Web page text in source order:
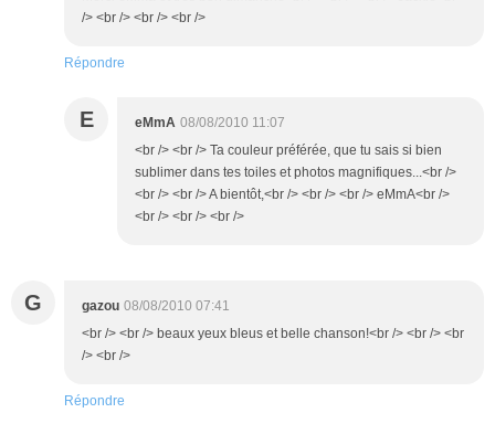
/> <br /> <br /> <br />
Répondre
E eMmA 08/08/2010 11:07
<br /> <br /> Ta couleur préférée, que tu sais si bien
sublimer dans tes toiles et photos magnifiques...<br />
<br /> <br /> A bientôt,<br /> <br /> <br /> eMmA<br />
<br /> <br /> <br />
G gazou 08/08/2010 07:41
<br /> <br /> beaux yeux bleus et belle chanson!<br /> <br /> <br
/> <br />
Répondre